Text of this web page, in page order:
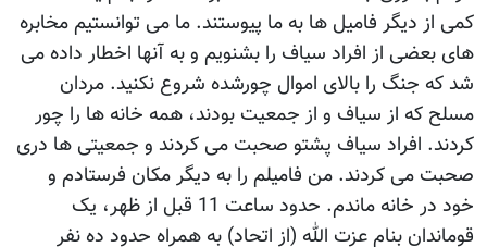
کمی از دیگر فامیل ها به ما پیوستند. ما می توانستیم مخابره
های بعضی از افراد سیاف را بشنویم و به آنها اخطار داده می
شد که جنگ را بالای اموال چورشده شروع نکنید. مردان
مسلح که از سیاف و از جمعیت بودند، همه خانه ها را چور
کردند. افراد سیاف پشتو صحبت می کردند و جمعیتی ها دری
صحبت می کردند. من فامیلم را به دیگر مکان فرستادم و
خود در خانه ماندم. حدود ساعت 11 قبل از ظهر، یک
قوماندان بنام عزت الله (از اتحاد) به همراه حدود ده نفر